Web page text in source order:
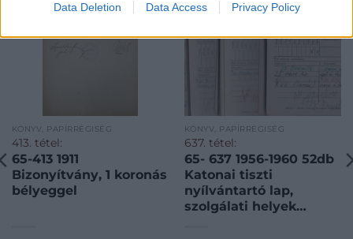
Data Deletion Data Access Privacy Policy
KÖNYV, PAPÍRRÉGISÉG
413. tétel:
65-413 1911
Bizonyítvány, 1 koronás
bélyeggel
KÖNYV, PAPÍRRÉGISÉG
637. tétel:
65- 637 1956-1960 52db
Katonai tiszti
nyílvántartó lap,
szolgálati helyek